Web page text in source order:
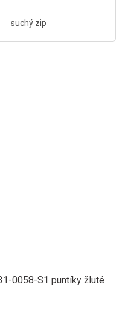
suchý zip
0058-S1 puntíky žluté